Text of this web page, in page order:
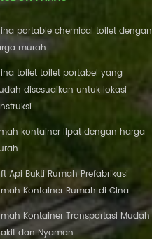
portable chemical toilet dengan
murah
toilet toilet portabel yang
disesuaikan untuk lokasi
kontainer lipat dengan harga
Api Bukti Rumah Prefabrikasi
Kontainer Rumah di Cina
Kontainer Transportasi Mudah
dan Nyaman